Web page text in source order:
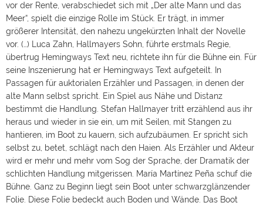
vor der Rente, verabschiedet sich mit „Der alte Mann und das
Meer“, spielt die einzige Rolle im Stück. Er trägt, in immer
größerer Intensität, den nahezu ungekürzten Inhalt der Novelle
vor. (…) Luca Zahn, Hallmayers Sohn, führte erstmals Regie,
übertrug Hemingways Text neu, richtete ihn für die Bühne ein. Für
seine Inszenierung hat er Hemingways Text aufgeteilt. In
Passagen für auktorialen Erzähler und Passagen, in denen der
alte Mann selbst spricht. Ein Spiel aus Nähe und Distanz
bestimmt die Handlung. Stefan Hallmayer tritt erzählend aus ihr
heraus und wieder in sie ein, um mit Seilen, mit Stangen zu
hantieren, im Boot zu kauern, sich aufzubäumen. Er spricht sich
selbst zu, betet, schlägt nach den Haien. Als Erzähler und Akteur
wird er mehr und mehr vom Sog der Sprache, der Dramatik der
schlichten Handlung mitgerissen. María Martínez Peña schuf die
Bühne. Ganz zu Beginn liegt sein Boot unter schwarzglänzender
Folie. Diese Folie bedeckt auch Boden und Wände. Das Boot